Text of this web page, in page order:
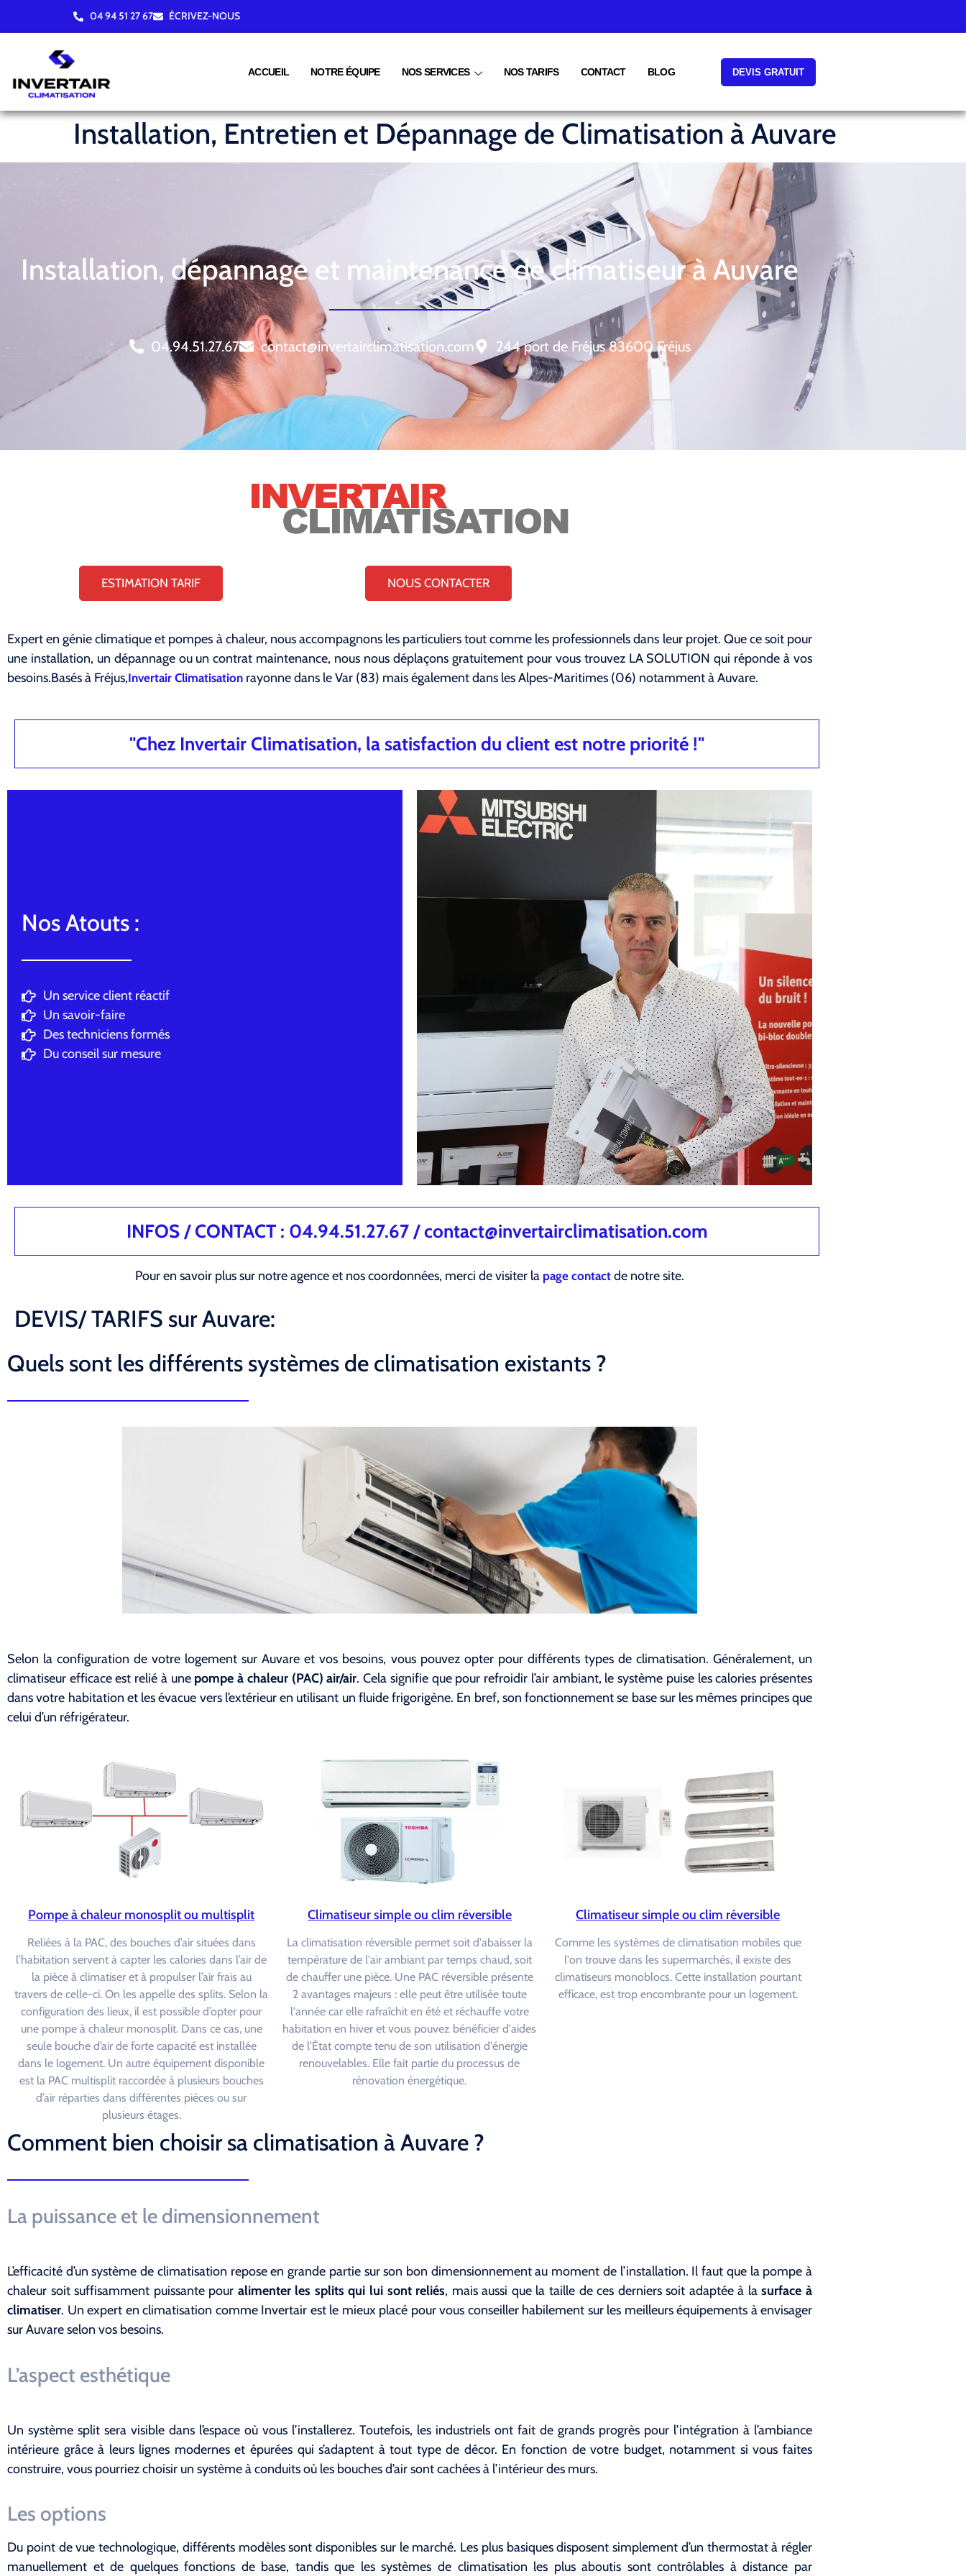
04 94 51 27 67 ÉCRIVEZ-NOUS
ACCUEIL NOTRE ÉQUIPE NOS SERVICES NOS TARIFS CONTACT BLOG DEVIS GRATUIT
Installation, Entretien et Dépannage de Climatisation à Auvare
Installation, dépannage et maintenance de climatiseur à Auvare
04.94.51.27.67 contact@invertairclimatisation.com 244 port de Fréjus 83600 Fréjus
ESTIMATION TARIF NOUS CONTACTER
Expert en génie climatique et pompes à chaleur, nous accompagnons les particuliers tout comme les professionnels dans leur projet. Que ce soit pour
une installation, un dépannage ou un contrat maintenance, nous nous déplaçons gratuitement pour vous trouvez LA SOLUTION qui réponde à vos
besoins.Basés à Fréjus,Invertair Climatisation rayonne dans le Var (83) mais également dans les Alpes-Maritimes (06) notamment à Auvare.
"Chez Invertair Climatisation, la satisfaction du client est notre priorité !"
Nos Atouts :
Un service client réactif
Un savoir-faire
Des techniciens formés
Du conseil sur mesure
INFOS / CONTACT : 04.94.51.27.67 / contact@invertairclimatisation.com
Pour en savoir plus sur notre agence et nos coordonnées, merci de visiter la page contact de notre site.
DEVIS/ TARIFS sur Auvare:
Quels sont les différents systèmes de climatisation existants ?
Selon la configuration de votre logement sur Auvare et vos besoins, vous pouvez opter pour différents types de climatisation. Généralement, un
climatiseur efficace est relié à une pompe à chaleur (PAC) air/air. Cela signifie que pour refroidir l’air ambiant, le système puise les calories présentes
dans votre habitation et les évacue vers l’extérieur en utilisant un fluide frigorigène. En bref, son fonctionnement se base sur les mêmes principes que
celui d’un réfrigérateur.
Pompe à chaleur monosplit ou multisplit
Reliées à la PAC, des bouches d’air situées dans
l’habitation servent à capter les calories dans l’air de
la pièce à climatiser et à propulser l’air frais au
travers de celle-ci. On les appelle des splits. Selon la
configuration des lieux, il est possible d’opter pour
une pompe à chaleur monosplit. Dans ce cas, une
seule bouche d’air de forte capacité est installée
dans le logement. Un autre équipement disponible
est la PAC multisplit raccordée à plusieurs bouches
d’air réparties dans différentes pièces ou sur
plusieurs étages.
Climatiseur simple ou clim réversible
La climatisation réversible permet soit d'abaisser la
température de l'air ambiant par temps chaud, soit
de chauffer une pièce. Une PAC réversible présente
2 avantages majeurs : elle peut être utilisée toute
l'année car elle rafraîchit en été et réchauffe votre
habitation en hiver et vous pouvez bénéficier d'aides
de l'État compte tenu de son utilisation d'énergie
renouvelables. Elle fait partie du processus de
rénovation énergétique.
Climatiseur simple ou clim réversible
Comme les systèmes de climatisation mobiles que
l'on trouve dans les supermarchés, il existe des
climatiseurs monoblocs. Cette installation pourtant
efficace, est trop encombrante pour un logement.
Comment bien choisir sa climatisation à Auvare ?
La puissance et le dimensionnement
L’efficacité d’un système de climatisation repose en grande partie sur son bon dimensionnement au moment de l’installation. Il faut que la pompe à
chaleur soit suffisamment puissante pour alimenter les splits qui lui sont reliés, mais aussi que la taille de ces derniers soit adaptée à lasurface à
climatiser. Un expert en climatisation comme Invertair est le mieux placé pour vous conseiller habilement sur les meilleurs équipements à envisager
sur Auvare selon vos besoins.
L’aspect esthétique
Un système split sera visible dans l’espace où vous l’installerez. Toutefois, les industriels ont fait de grands progrès pour l’intégration à l’ambiance
intérieure grâce à leurs lignes modernes et épurées qui s’adaptent à tout type de décor. En fonction de votre budget, notamment si vous faites
construire, vous pourriez choisir un système à conduits où les bouches d’air sont cachées à l’intérieur des murs.
Les options
Du point de vue technologique, différents modèles sont disponibles sur le marché. Les plus basiques disposent simplement d’un thermostat à régler
manuellement et de quelques fonctions de base, tandis que les systèmes de climatisation les plus aboutis sont contrôlables à distance par